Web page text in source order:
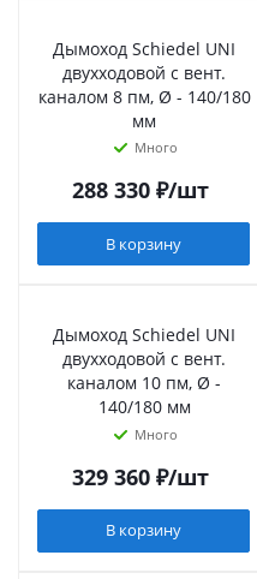
Дымоход Schiedel UNI
двухходовой с вент.
каналом 8 пм, Ø - 140/180
мм
Много
288 330₽/шт
В корзину
Дымоход Schiedel UNI
двухходовой с вент.
каналом 10 пм, Ø -
140/180 мм
Много
329 360₽/шт
В корзину